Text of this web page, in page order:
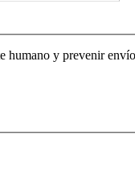
humano y prevenir